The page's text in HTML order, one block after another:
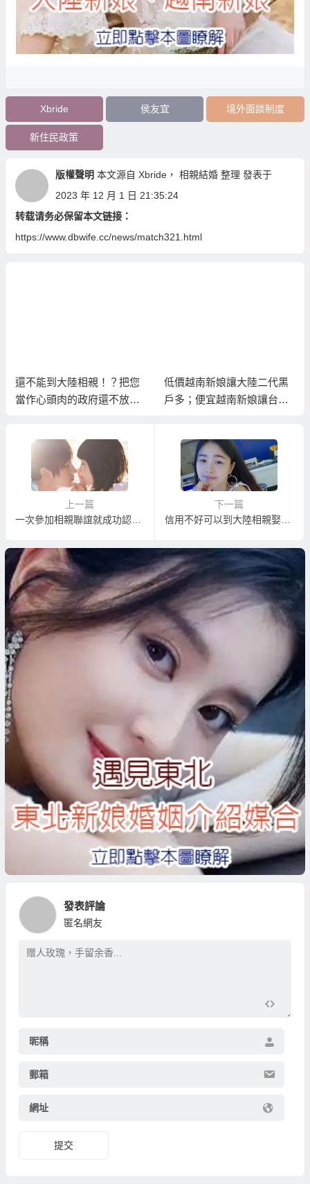
Xbride 侯友宜 境外面談制度
新住民政策
版權聲明 本文源自 Xbride， 相親結婚整理 發表于
2023 年 12 月 1 日 21:35:24
转载请务必保留本文链接：
https://www.dbwife.cc/news/match321.html
還不能到大陸相親！？把您
當作心頭肉的政府還不放心
低價越南新娘讓大陸二代黑
戶多；便宜越南新娘讓台灣
上一篇
一次參加相親聯誼就成功認識交往到伴侶的技巧
下一篇
信用不好可以到大陸相親娶大陸新娘在大陸結婚嗎？
發表評論
匿名網友
昵稱
郵箱
網址